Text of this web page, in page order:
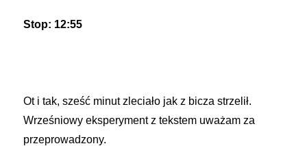
Stop: 12:55
Ot i tak, sześć minut zleciało jak z bicza strzelił.
Wrześniowy eksperyment z tekstem uważam za
przeprowadzony.